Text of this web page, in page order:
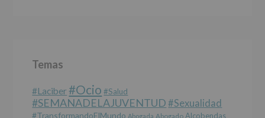
se
datos
a
terceros,
Temas
#laciber#Ocio #salud
#SEMANADELAJUVENTUD #sexualidad
#TransformandoElMundo Abogada Abogado Alcobendas